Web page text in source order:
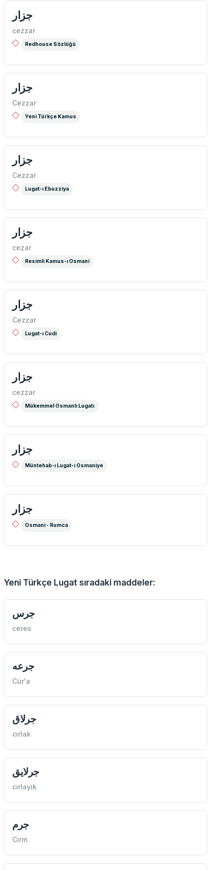
جزار
cezzar
Redhouse Sözlüğü
جزار
Cezzar
Yeni Türkçe Kamus
جزار
Cezzar
Lugat-ı Ebuzziya
جزار
cezar
Resimli Kamus-ı Osmani
جزار
Cezzar
Lugat-ı Cudi
جزار
cezzar
Mükemmel Osmanlı Lugatı
جزار
Müntehab-ı Lugat-ı Osmaniye
جزار
Osmani - Rumca
Yeni Türkçe Lugat sıradaki maddeler:
جرس
ceres
جرعه
Cür'a
جرلاق
cırlak
جرلایق
cırlayık
جرم
Cirm